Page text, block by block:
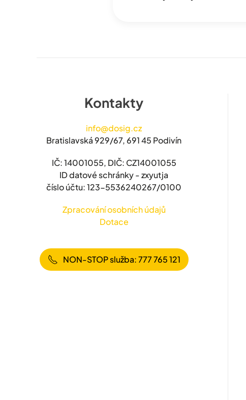
Kontakty
info@dosig.cz
Bratislavská 929/67, 691 45 Podivín
IČ: 14001055, DIČ: CZ14001055
ID datové schránky - zxyutja
číslo účtu: 123-5536240267/0100
Zpracování osobních údajů
Dotace
NON-STOP služba: 777 765 121